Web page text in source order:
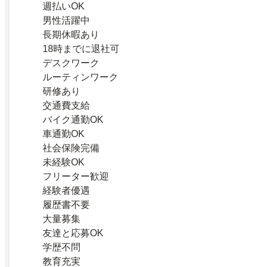
週払いOK
男性活躍中
長期休暇あり
18時までに退社可
デスクワーク
ルーティンワーク
研修あり
交通費支給
バイク通勤OK
車通勤OK
社会保険完備
未経験OK
フリーター歓迎
経験者優遇
履歴書不要
大量募集
友達と応募OK
学歴不問
教育充実